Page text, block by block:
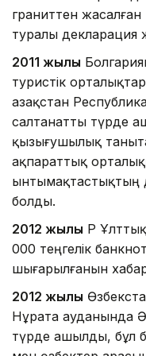
граниттен жасалған
туралы декларация
2011 жылы
туристік
Қазақстан
салтанатты түрде
қызығушылық
ақпараттық
ынтымақтастықтың
болды.
2012 жылы ҚР
000 теңгелік
шығарылғанын
2012 жылы
Нұрата ауданында
түрде ашылды, бұл